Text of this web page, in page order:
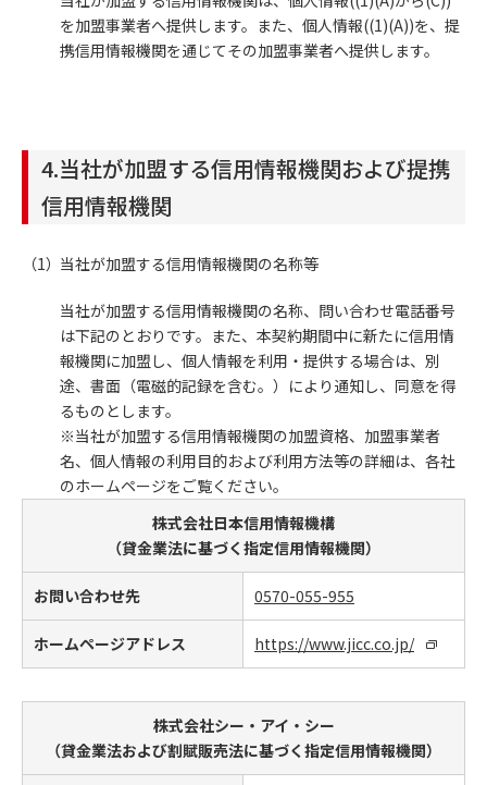
を加盟事業者へ提供します。また、個人情報((1)(A))を、提
携信用情報機関を通じてその加盟事業者へ提供します。
4.当社が加盟する信用情報機関および提携
信用情報機関
当社が加盟する信用情報機関の名称等
当社が加盟する信用情報機関の名称、問い合わせ電話番号
は下記のとおりです。また、本契約期間中に新たに信用情
報機関に加盟し、個人情報を利用・提供する場合は、別
途、書面（電磁的記録を含む。）により通知し、同意を得
るものとします。
※当社が加盟する信用情報機関の加盟資格、加盟事業者
名、個人情報の利用目的および利用方法等の詳細は、各社
のホームページをご覧ください。
株式会社日本信用情報機構
（貸金業法に基づく指定信用情報機関）
お問い合わせ先 0570-055-955
ホームページアドレス https://www.jicc.co.jp/
株式会社シー・アイ・シー
（貸金業法および割賦販売法に基づく指定信用情報機関）